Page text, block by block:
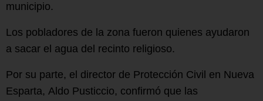
municipio.
Los pobladores de la zona fueron quienes ayudaron
a sacar el agua del recinto religioso.
Por su parte, el director de Protección Civil en Nueva
Esparta, Aldo Pusticcio, confirmó que las